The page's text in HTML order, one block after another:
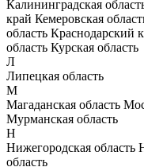
Калининградская
край Кемеровская
область Краснодарский
область Курская область
Л
Липецкая область
М
Магаданская область
Мурманская область
Н
Нижегородская область
область